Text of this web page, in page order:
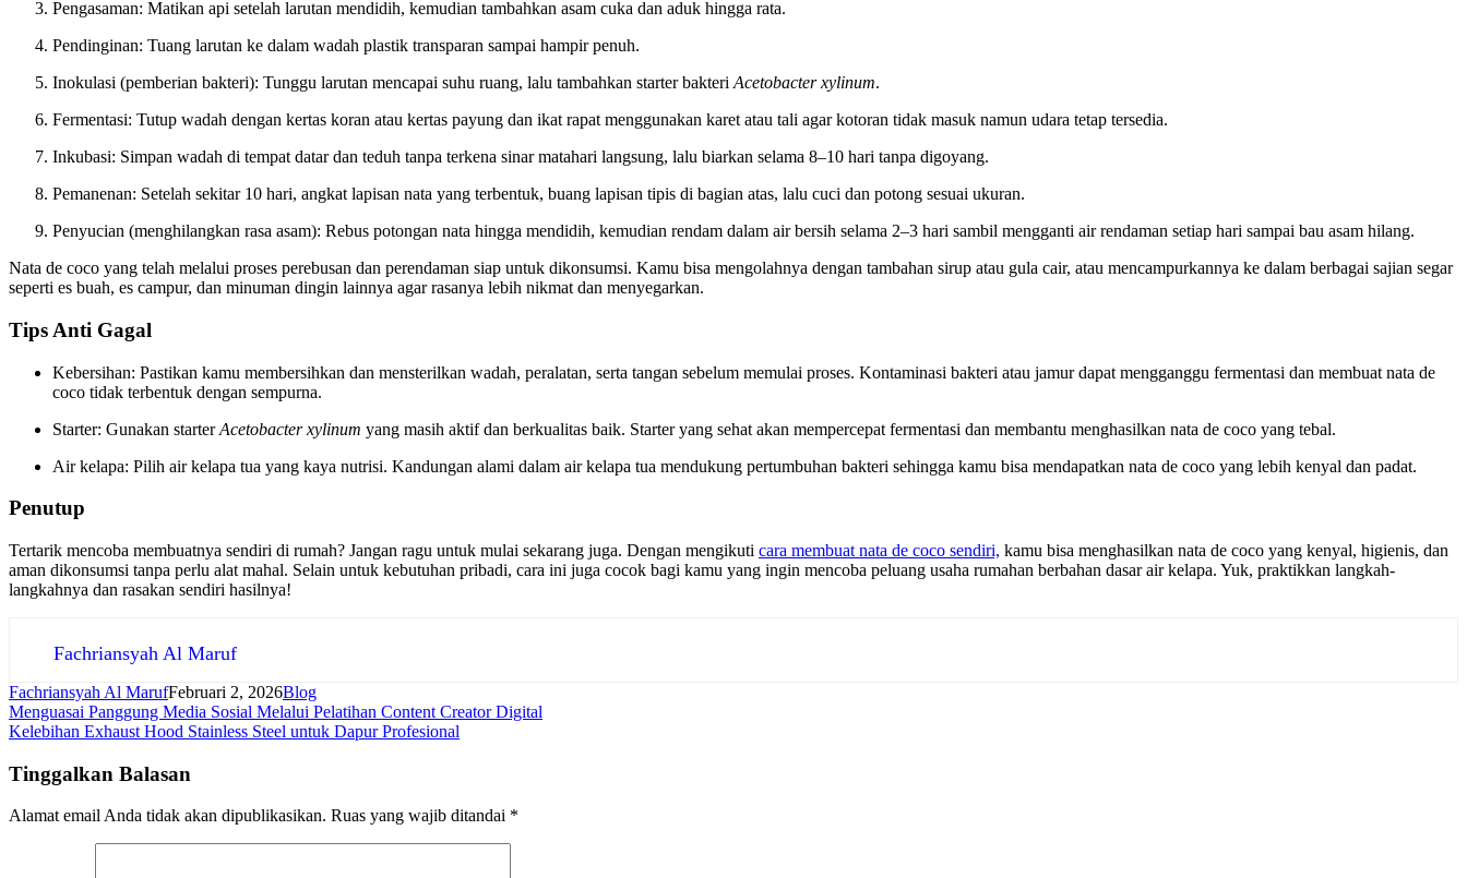
Pengasaman: Matikan api setelah larutan mendidih, kemudian tambahkan asam cuka dan aduk hingga rata.
Pendinginan: Tuang larutan ke dalam wadah plastik transparan sampai hampir penuh.
Inokulasi (pemberian bakteri): Tunggu larutan mencapai suhu ruang, lalu tambahkan starter bakteri Acetobacter xylinum.
Fermentasi: Tutup wadah dengan kertas koran atau kertas payung dan ikat rapat menggunakan karet atau tali agar kotoran tidak masuk namun udara tetap tersedia.
Inkubasi: Simpan wadah di tempat datar dan teduh tanpa terkena sinar matahari langsung, lalu biarkan selama 8–10 hari tanpa digoyang.
Pemanenan: Setelah sekitar 10 hari, angkat lapisan nata yang terbentuk, buang lapisan tipis di bagian atas, lalu cuci dan potong sesuai ukuran.
Penyucian (menghilangkan rasa asam): Rebus potongan nata hingga mendidih, kemudian rendam dalam air bersih selama 2–3 hari sambil mengganti air rendaman setiap hari sampai bau asam hilang.
Nata de coco yang telah melalui proses perebusan dan perendaman siap untuk dikonsumsi. Kamu bisa mengolahnya dengan tambahan sirup atau gula cair, atau mencampurkannya ke dalam berbagai sajian segar
seperti es buah, es campur, dan minuman dingin lainnya agar rasanya lebih nikmat dan menyegarkan.
Tips Anti Gagal
Kebersihan: Pastikan kamu membersihkan dan mensterilkan wadah, peralatan, serta tangan sebelum memulai proses. Kontaminasi bakteri atau jamur dapat mengganggu fermentasi dan membuat nata de
coco tidak terbentuk dengan sempurna.
Starter: Gunakan starterAcetobacter xylinum yang masih aktif dan berkualitas baik. Starter yang sehat akan mempercepat fermentasi dan membantu menghasilkan nata de coco yang tebal.
Air kelapa: Pilih air kelapa tua yang kaya nutrisi. Kandungan alami dalam air kelapa tua mendukung pertumbuhan bakteri sehingga kamu bisa mendapatkan nata de coco yang lebih kenyal dan padat.
Penutup
Tertarik mencoba membuatnya sendiri di rumah? Jangan ragu untuk mulai sekarang juga. Dengan mengikuti cara membuat nata de coco sendiri, kamu bisa menghasilkan nata de coco yang kenyal, higienis, dan
aman dikonsumsi tanpa perlu alat mahal. Selain untuk kebutuhan pribadi, cara ini juga cocok bagi kamu yang ingin mencoba peluang usaha rumahan berbahan dasar air kelapa. Yuk, praktikkan langkah-
langkahnya dan rasakan sendiri hasilnya!
Fachriansyah Al Maruf
Fachriansyah Al MarufFebruari 2, 2026Blog
Navigasi
pos
Menguasai Panggung Media Sosial Melalui Pelatihan Content Creator Digital
Kelebihan Exhaust Hood Stainless Steel untuk Dapur Profesional
Tinggalkan Balasan
Alamat email Anda tidak akan dipublikasikan. Ruas yang wajib ditandai *